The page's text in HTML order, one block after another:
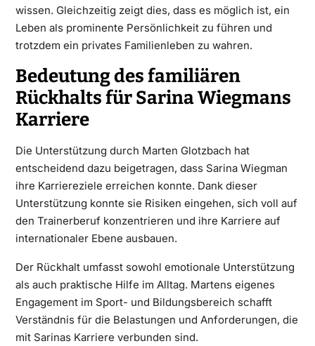
wissen. Gleichzeitig zeigt dies, dass es möglich ist, ein
Leben als prominente Persönlichkeit zu führen und
trotzdem ein privates Familienleben zu wahren.
Bedeutung des familiären
Rückhalts für Sarina Wiegmans
Karriere
Die Unterstützung durch Marten Glotzbach hat
entscheidend dazu beigetragen, dass Sarina Wiegman
ihre Karriereziele erreichen konnte. Dank dieser
Unterstützung konnte sie Risiken eingehen, sich voll auf
den Trainerberuf konzentrieren und ihre Karriere auf
internationaler Ebene ausbauen.
Der Rückhalt umfasst sowohl emotionale Unterstützung
als auch praktische Hilfe im Alltag. Martens eigenes
Engagement im Sport- und Bildungsbereich schafft
Verständnis für die Belastungen und Anforderungen, die
mit Sarinas Karriere verbunden sind.